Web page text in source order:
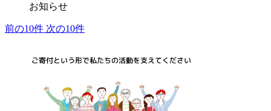
お知らせ
前の10件 次の10件